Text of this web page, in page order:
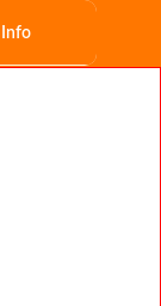
Info